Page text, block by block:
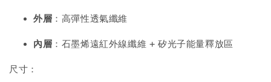
外層 ：高彈性透氣纖維
內層 ：石墨烯遠紅外線纖維 + 矽光子能量釋放區
尺寸：